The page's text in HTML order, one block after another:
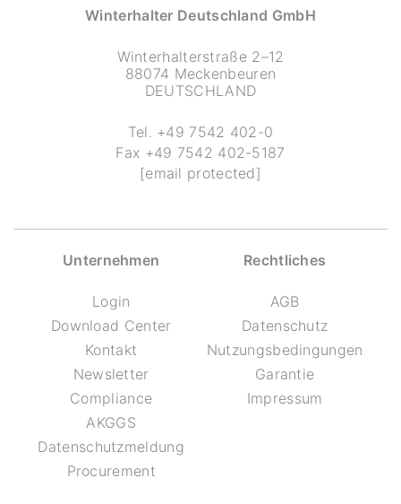
Winterhalter Deutschland GmbH
Winterhalterstraße 2–12
88074 Meckenbeuren
DEUTSCHLAND
Tel. +49 7542 402-0
Fax +49 7542 402-5187
[email protected]
Unternehmen
Login
Download Center
Kontakt
Newsletter
Compliance
AKGGS
Datenschutzmeldung
Procurement
Rechtliches
AGB
Datenschutz
Nutzungsbedingungen
Garantie
Impressum